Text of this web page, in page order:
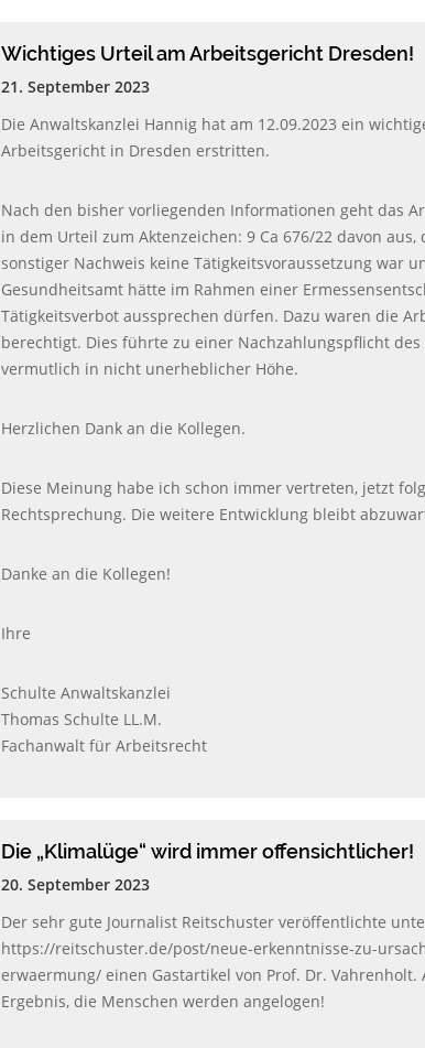
Wichtiges Urteil am Arbeitsgericht Dresden!
21. September 2023
Die Anwaltskanzlei Hannig hat am 12.09.2023 ein
Arbeitsgericht in Dresden erstritten.
Nach den bisher vorliegenden Informationen geht das
in dem Urteil zum Aktenzeichen: 9 Ca 676/22 davon
sonstiger Nachweis keine Tätigkeitsvoraussetzung war
Gesundheitsamt hätte im Rahmen einer
Tätigkeitsverbot aussprechen dürfen. Dazu waren die
berechtigt. Dies führte zu einer Nachzahlungspflicht des
vermutlich in nicht unerheblicher Höhe.
Herzlichen Dank an die Kollegen.
Diese Meinung habe ich schon immer vertreten, jetzt
Rechtsprechung. Die weitere Entwicklung bleibt
Danke an die Kollegen!
Ihre
Schulte Anwaltskanzlei
Thomas Schulte LL.M.
Fachanwalt für Arbeitsrecht
Die „Klimalüge“ wird immer offensichtlicher!
20. September 2023
Der sehr gute Journalist Reitschuster veröffentlichte
https://reitschuster.de/post/neue-erkenntnisse-zu-
erwaermung/ einen Gastartikel von Prof. Dr. Vahrenholt.
Ergebnis, die Menschen werden angelogen!